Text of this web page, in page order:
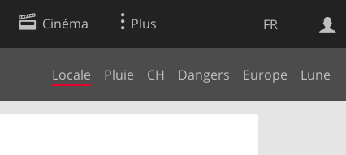
FR
Cinéma Plus
Locale Pluie CH Dangers Europe Lune
Web